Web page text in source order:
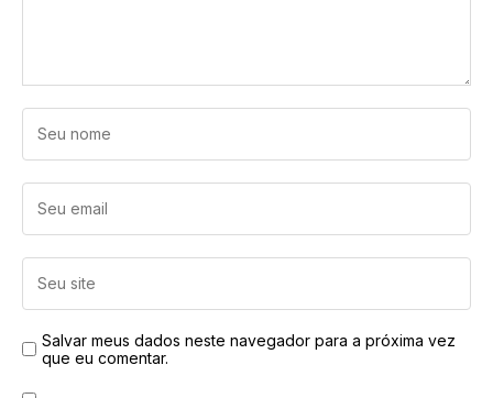
Salvar meus dados neste navegador para a próxima vez
que eu comentar.